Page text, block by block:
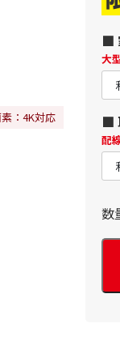
：4K対応
■
大
■
配
数